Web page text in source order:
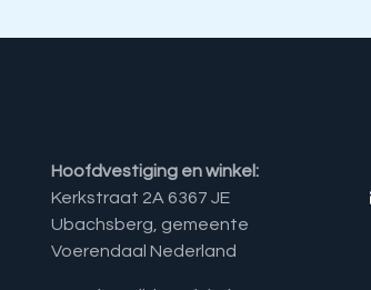
Hoofdvestiging en winkel:
Kerkstraat 2A 6367 JE
Ubachsberg, gemeente
Voerendaal Nederland